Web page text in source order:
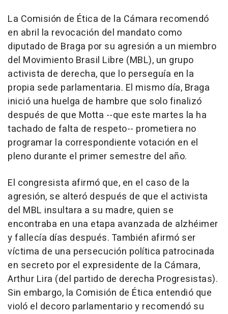
La Comisión de Ética de la Cámara recomendó
en abril la revocación del mandato como
diputado de Braga por su agresión a un miembro
del Movimiento Brasil Libre (MBL), un grupo
activista de derecha, que lo perseguía en la
propia sede parlamentaria. El mismo día, Braga
inició una huelga de hambre que solo finalizó
después de que Motta --que este martes la ha
tachado de falta de respeto-- prometiera no
programar la correspondiente votación en el
pleno durante el primer semestre del año.
El congresista afirmó que, en el caso de la
agresión, se alteró después de que el activista
del MBL insultara a su madre, quien se
encontraba en una etapa avanzada de alzhéimer
y fallecía días después. También afirmó ser
víctima de una persecución política patrocinada
en secreto por el expresidente de la Cámara,
Arthur Lira (del partido de derecha Progresistas).
Sin embargo, la Comisión de Ética entendió que
violó el decoro parlamentario y recomendó su